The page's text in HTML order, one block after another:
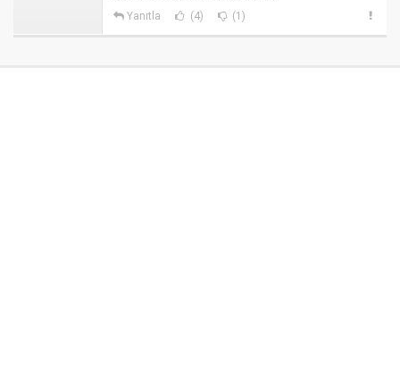
Yanıtla (4) (1)